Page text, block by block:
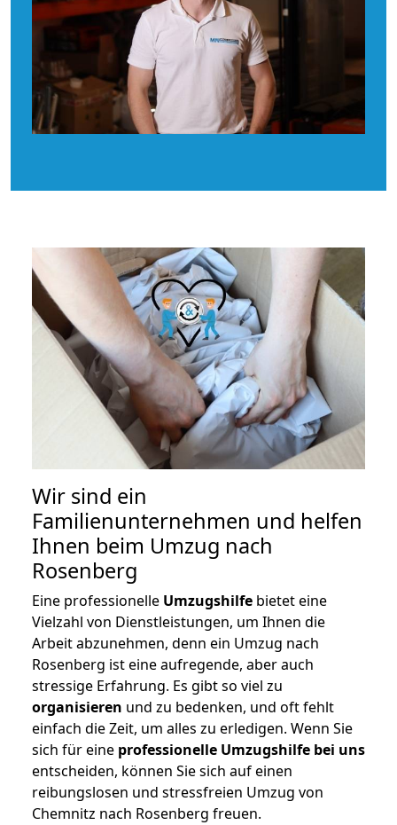
Wir sind ein
Familienunternehmen und helfen
Ihnen beim Umzug nach
Rosenberg
Eine professionelle Umzugshilfe bietet eine
Vielzahl von Dienstleistungen, um Ihnen die
Arbeit abzunehmen, denn ein Umzug nach
Rosenberg ist eine aufregende, aber auch
stressige Erfahrung. Es gibt so viel zu
organisieren und zu bedenken, und oft fehlt
einfach die Zeit, um alles zu erledigen. Wenn Sie
sich für eine professionelle Umzugshilfe bei uns
entscheiden, können Sie sich auf einen
reibungslosen und stressfreien Umzug von
Chemnitz nach Rosenberg freuen.